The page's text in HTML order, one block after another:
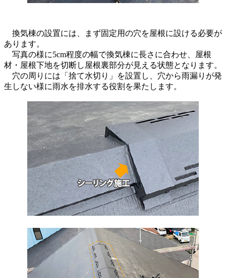
換気棟の設置には、まず固定用の穴を屋根に設ける必要が
あります。
写真の様に5cm程度の幅で換気棟に長さに合わせ、屋根
材・屋根下地を切断し屋根裏部分が見える状態となります。
穴の周りには「捨て水切り」を設置し、穴から雨漏りが発
生しない様に雨水を排水する役割を果たします。